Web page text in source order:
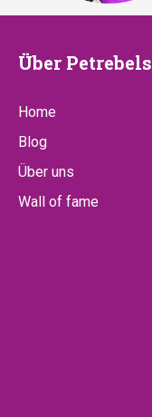
Über
Petrebels
Über Petrebels
Home
Blog
Über uns
Wall of fame